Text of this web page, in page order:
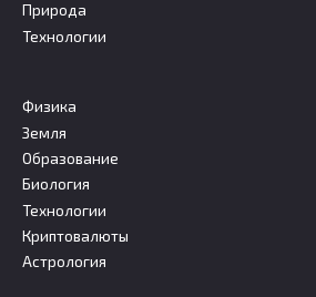
Природа
Технологии
Физика
Земля
Образование
Биология
Технологии
Криптовалюты
Астрология